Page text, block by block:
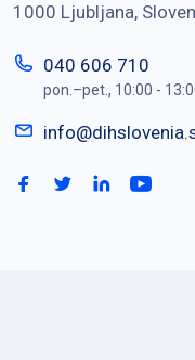
1000 Ljubljana,
040 606 710
pon.–pet., 10:00 -